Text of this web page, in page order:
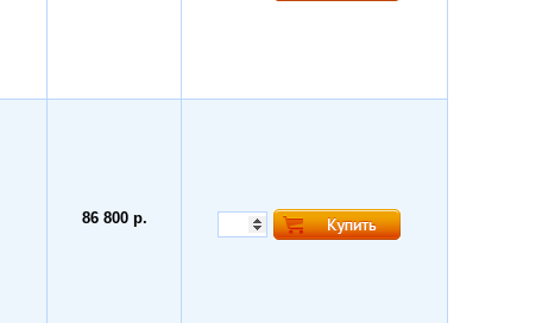
86 800 р.